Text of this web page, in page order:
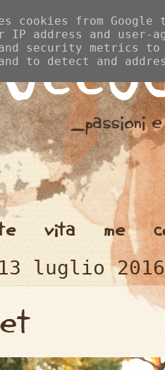
vita me
luglio 2016
cookies from
address and user-
and security metrics
to detect and